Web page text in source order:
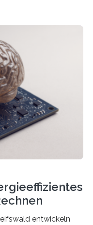
Euro. Dabei
KI-gestützte
für realistische
und
Avatare zu
eine ganzheitliche
Gestik
entwickeln